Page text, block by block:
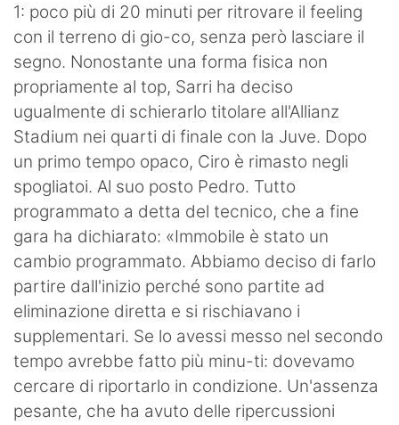
1: poco più di 20 minuti per ritrovare il feeling
con il terreno di gio-co, senza però lasciare il
segno. Nonostante una forma fisica non
propriamente al top, Sarri ha deciso
ugualmente di schierarlo titolare all'Allianz
Stadium nei quarti di finale con la Juve. Dopo
un primo tempo opaco, Ciro è rimasto negli
spogliatoi. Al suo posto Pedro. Tutto
programmato a detta del tecnico, che a fine
gara ha dichiarato: «Immobile è stato un
cambio programmato. Abbiamo deciso di farlo
partire dall'inizio perché sono partite ad
eliminazione diretta e si rischiavano i
supplementari. Se lo avessi messo nel secondo
tempo avrebbe fatto più minu-ti: dovevamo
cercare di riportarlo in condizione. Un'assenza
pesante, che ha avuto delle ripercussioni